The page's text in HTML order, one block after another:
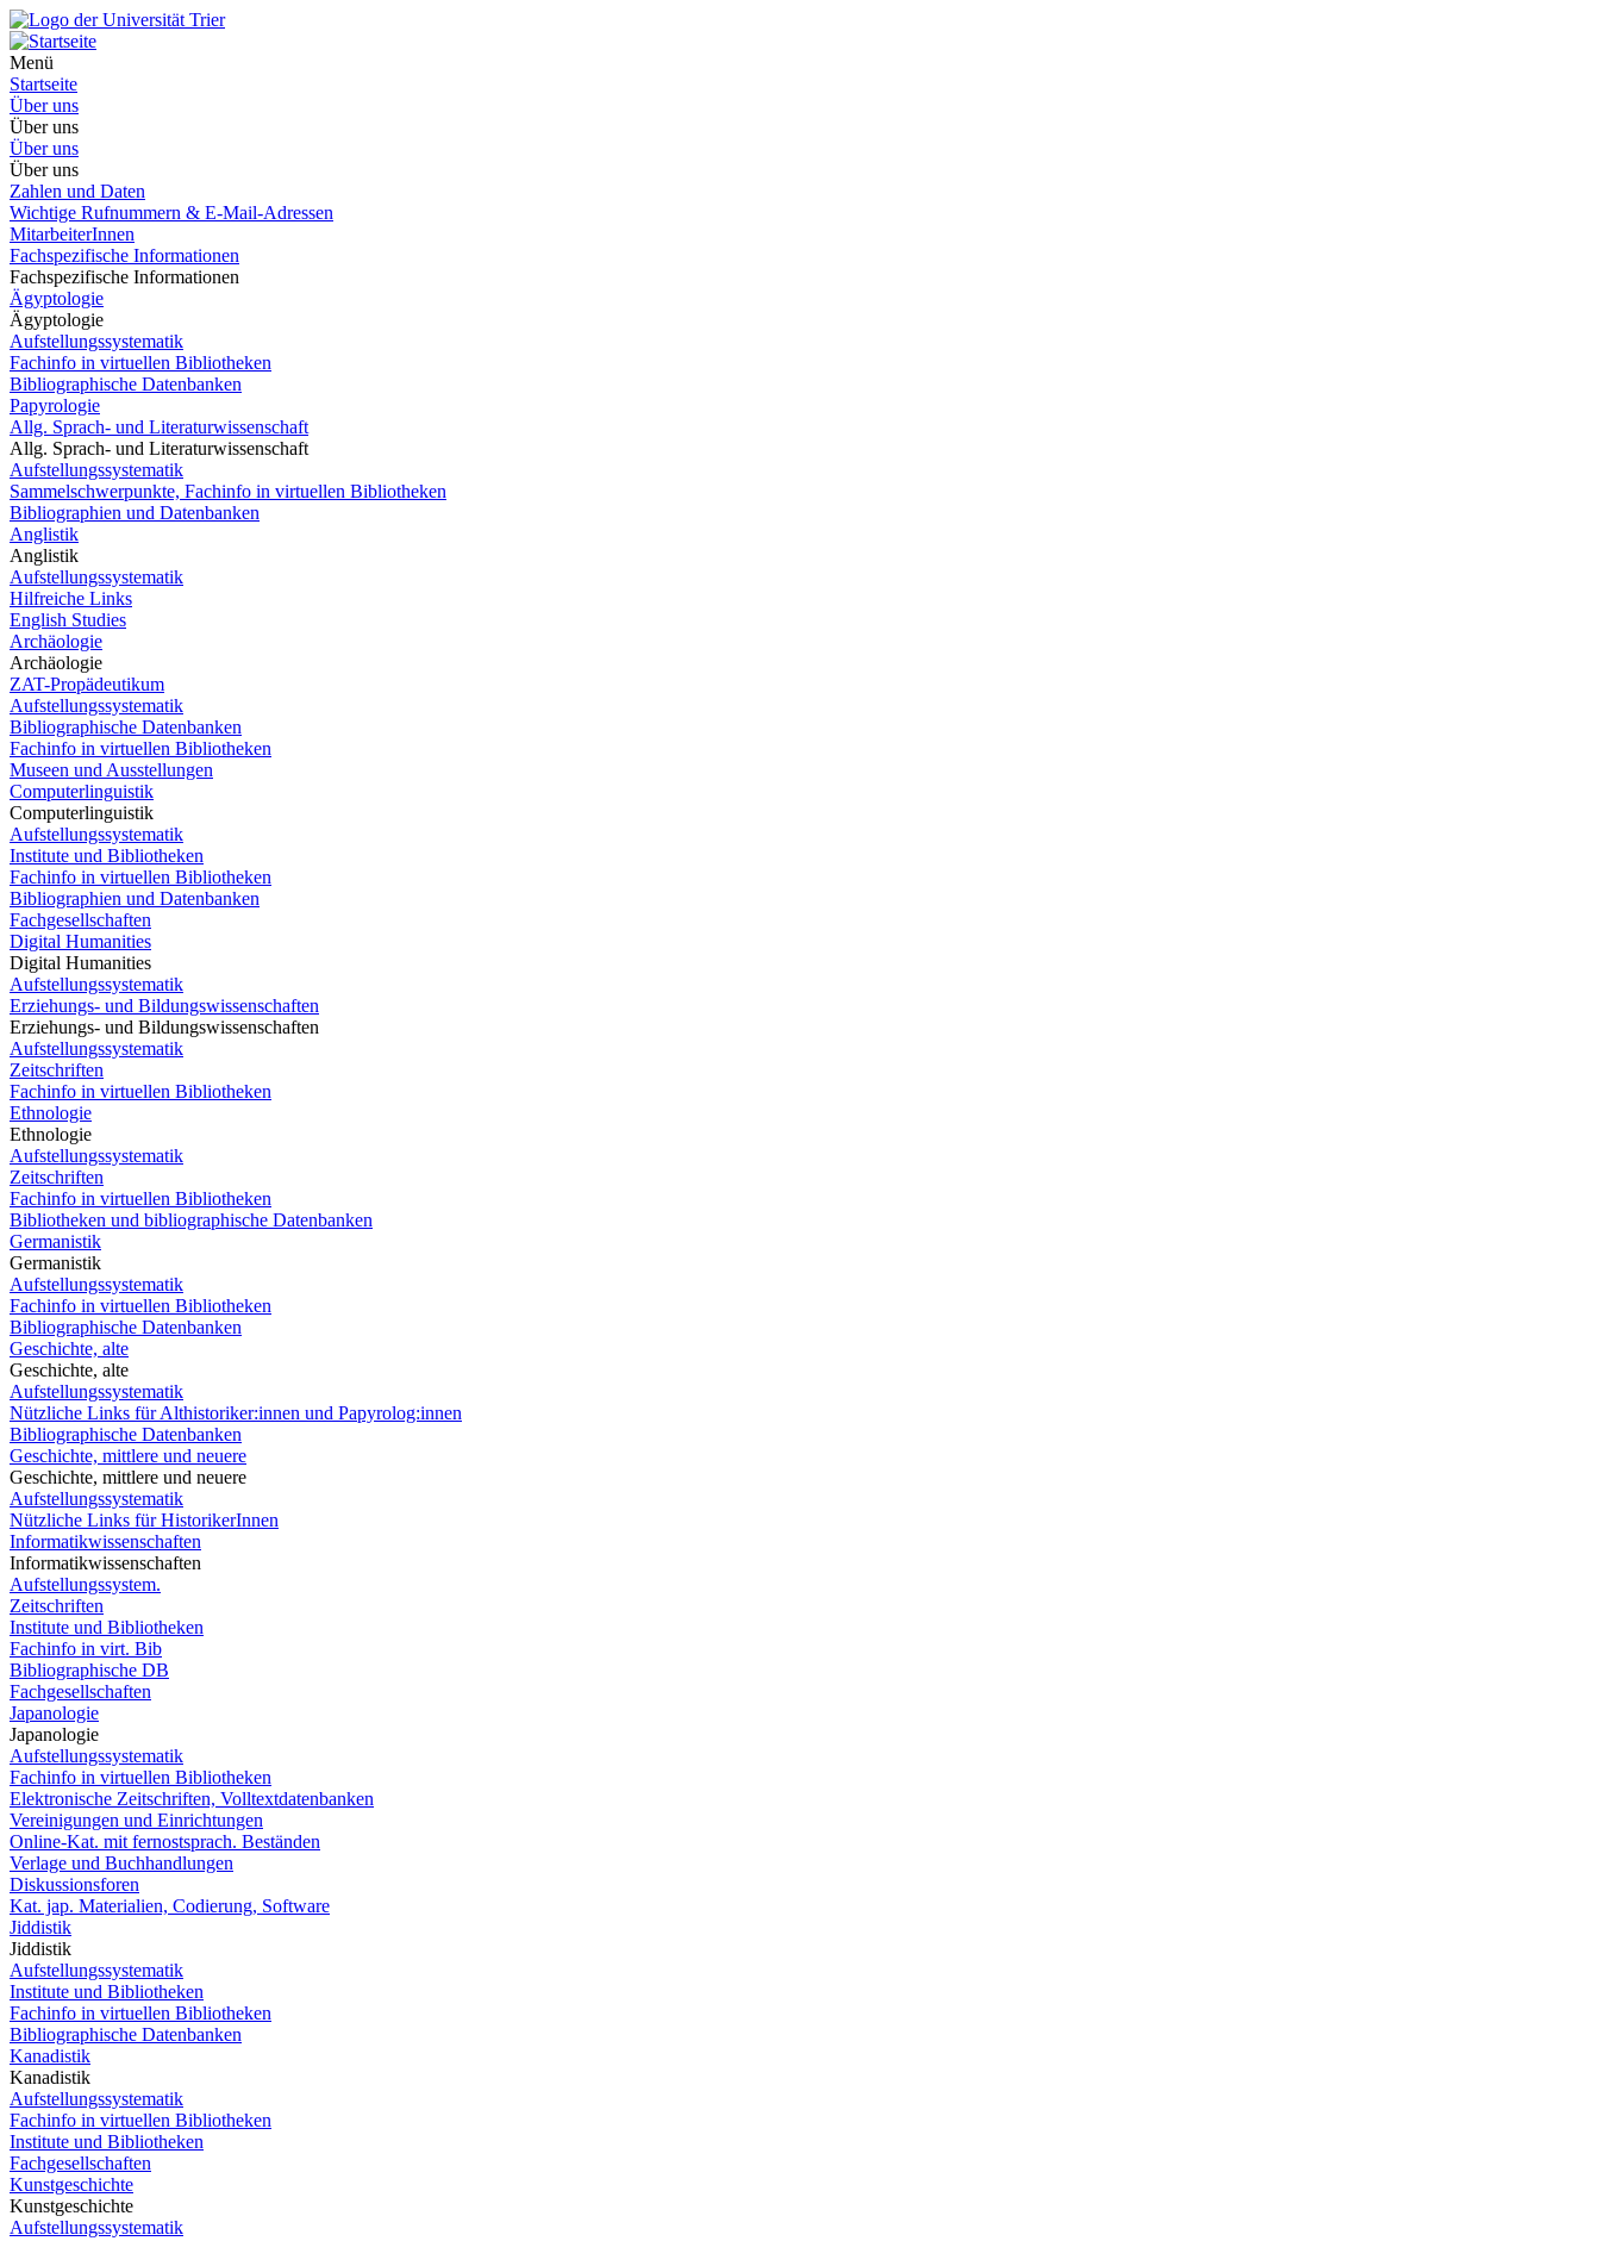
Menü
Startseite
Über uns
Über uns
Über uns
Über uns
Zahlen und Daten
Wichtige Rufnummern & E-Mail-Adressen
MitarbeiterInnen
Fachspezifische Informationen
Fachspezifische Informationen
Ägyptologie
Ägyptologie
Aufstellungssystematik
Fachinfo in virtuellen Bibliotheken
Bibliographische Datenbanken
Papyrologie
Allg. Sprach- und Literaturwissenschaft
Allg. Sprach- und Literaturwissenschaft
Aufstellungssystematik
Sammelschwerpunkte, Fachinfo in virtuellen Bibliotheken
Bibliographien und Datenbanken
Anglistik
Anglistik
Aufstellungssystematik
Hilfreiche Links
English Studies
Archäologie
Archäologie
ZAT-Propädeutikum
Aufstellungssystematik
Bibliographische Datenbanken
Fachinfo in virtuellen Bibliotheken
Museen und Ausstellungen
Computerlinguistik
Computerlinguistik
Aufstellungssystematik
Institute und Bibliotheken
Fachinfo in virtuellen Bibliotheken
Bibliographien und Datenbanken
Fachgesellschaften
Digital Humanities
Digital Humanities
Aufstellungssystematik
Erziehungs- und Bildungswissenschaften
Erziehungs- und Bildungswissenschaften
Aufstellungssystematik
Zeitschriften
Fachinfo in virtuellen Bibliotheken
Ethnologie
Ethnologie
Aufstellungssystematik
Zeitschriften
Fachinfo in virtuellen Bibliotheken
Bibliotheken und bibliographische Datenbanken
Germanistik
Germanistik
Aufstellungssystematik
Fachinfo in virtuellen Bibliotheken
Bibliographische Datenbanken
Geschichte, alte
Geschichte, alte
Aufstellungssystematik
Nützliche Links für Althistoriker:innen und Papyrolog:innen
Bibliographische Datenbanken
Geschichte, mittlere und neuere
Geschichte, mittlere und neuere
Aufstellungssystematik
Nützliche Links für HistorikerInnen
Informatikwissenschaften
Informatikwissenschaften
Aufstellungssystem.
Zeitschriften
Institute und Bibliotheken
Fachinfo in virt. Bib
Bibliographische DB
Fachgesellschaften
Japanologie
Japanologie
Aufstellungssystematik
Fachinfo in virtuellen Bibliotheken
Elektronische Zeitschriften, Volltextdatenbanken
Vereinigungen und Einrichtungen
Online-Kat. mit fernostsprach. Beständen
Verlage und Buchhandlungen
Diskussionsforen
Kat. jap. Materialien, Codierung, Software
Jiddistik
Jiddistik
Aufstellungssystematik
Institute und Bibliotheken
Fachinfo in virtuellen Bibliotheken
Bibliographische Datenbanken
Kanadistik
Kanadistik
Aufstellungssystematik
Fachinfo in virtuellen Bibliotheken
Institute und Bibliotheken
Fachgesellschaften
Kunstgeschichte
Kunstgeschichte
Aufstellungssystematik